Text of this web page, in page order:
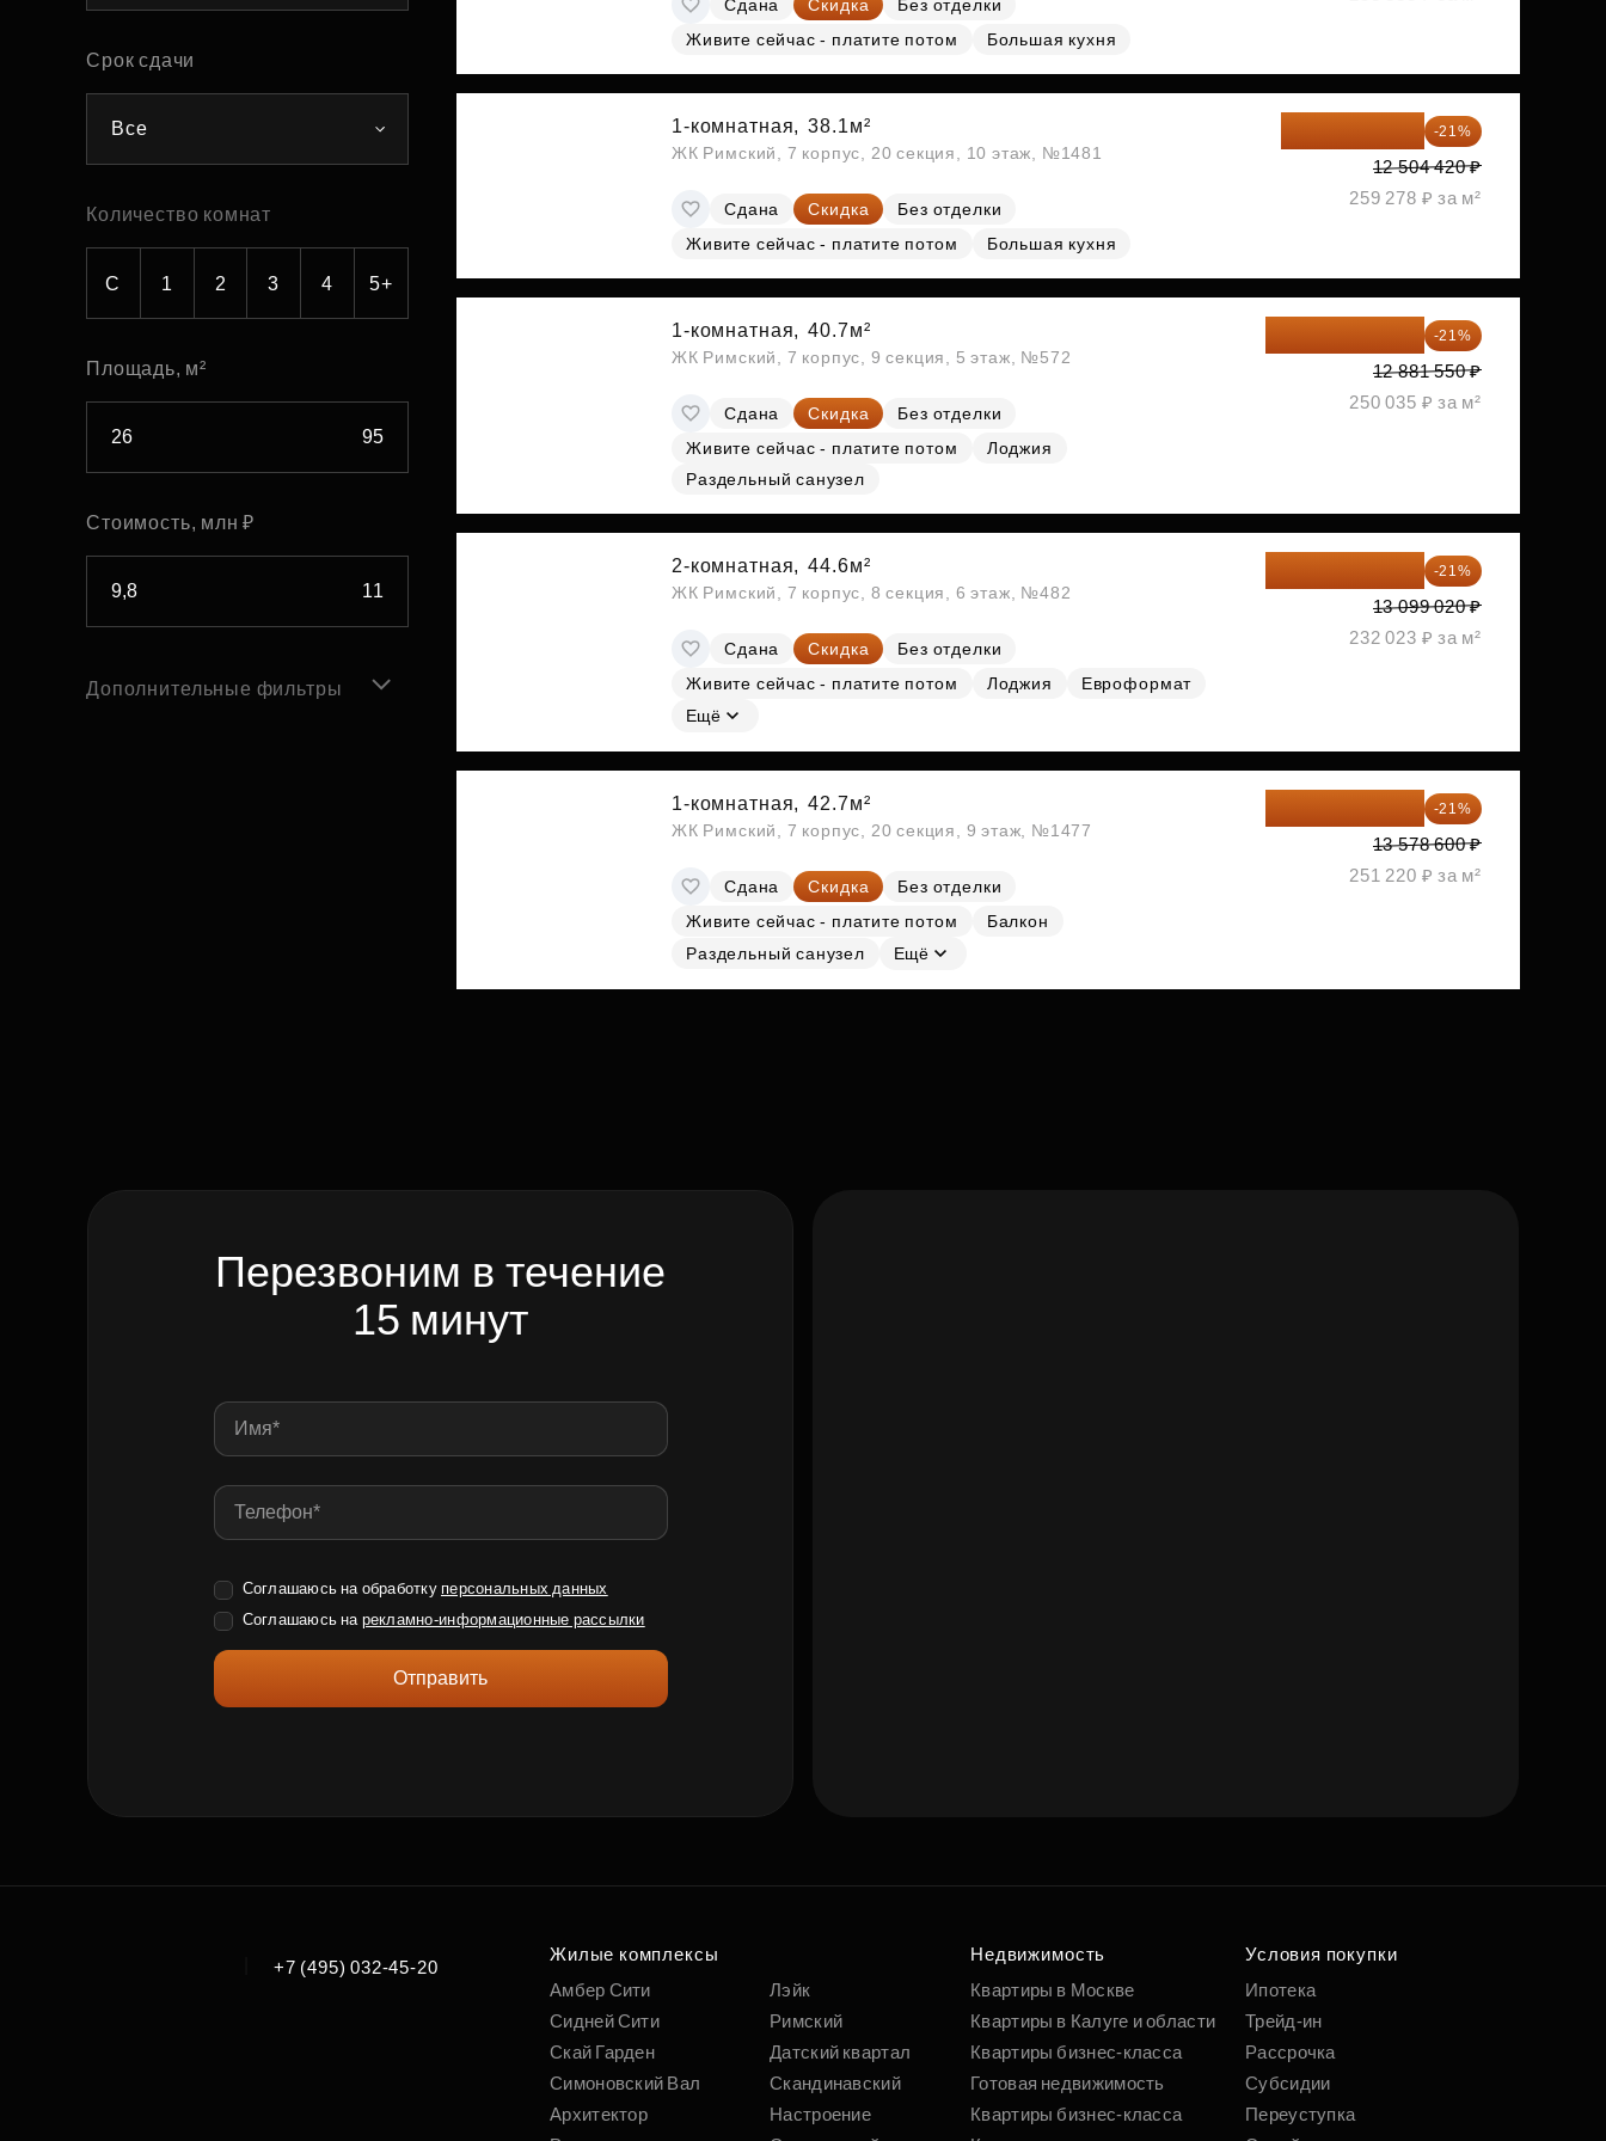
Субсидии
Срок сдачи
Все
Количество комнат
С 1 2 3 4 5+
Площадь, м²
Стоимость, млн ₽
Дополнительные фильтры
Сдана Скидка
Без отделки
Живите сейчас - платите потом
Большая кухня
1-комнатная, 38.1м²
ЖК Римский, 7 корпус, 20 секция, 10 этаж, №1481
Сдана Скидка
Без отделки
Живите сейчас - платите потом
Большая кухня
-21%
12 504 420 ₽
259 278 ₽ за м²
1-комнатная, 40.7м²
ЖК Римский, 7 корпус, 9 секция, 5 этаж, №572
Сдана Скидка
Без отделки
Живите сейчас - платите потом
Лоджия
Раздельный санузел
-21%
12 881 550 ₽
250 035 ₽ за м²
2-комнатная, 44.6м²
ЖК Римский, 7 корпус, 8 секция, 6 этаж, №482
Сдана Скидка
Без отделки
Живите сейчас - платите потом
Лоджия
Евроформат
Ещё
-21%
13 099 020 ₽
232 023 ₽ за м²
1-комнатная, 42.7м²
ЖК Римский, 7 корпус, 20 секция, 9 этаж, №1477
Сдана Скидка
Без отделки
Живите сейчас - платите потом
Балкон
Раздельный санузел
Ещё
-21%
13 578 600 ₽
251 220 ₽ за м²
Перезвоним в течение
15 минут
Соглашаюсь на обработку персональных данных
Соглашаюсь на рекламно-информационные рассылки
Отправить
+7 (495) 032-45-20
Жилые комплексы
Амбер Сити
Сидней Сити
Скай Гарден
Симоновский Вал
Архитектор
Лэйк
Римский
Датский квартал
Скандинавский
Настроение
Недвижимость
Квартиры в Москве
Квартиры в Калуге и области
Квартиры бизнес-класса
Готовая недвижимость
Квартиры бизнес-класса
Условия покупки
Ипотека
Трейд-ин
Рассрочка
Субсидии
Переуступка